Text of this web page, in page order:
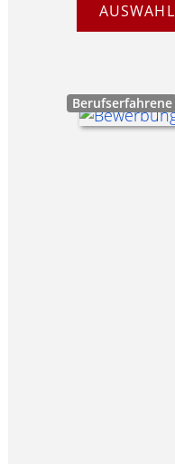
AUSWAHL
Berufserfahrene